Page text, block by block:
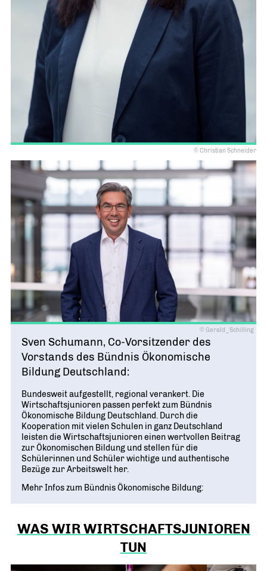
© Christian Schneider
© Gerald_Schilling
Sven Schumann, Co-Vorsitzender des
Vorstands des Bündnis Ökonomische
Bildung Deutschland:
Bundesweit aufgestellt, regional verankert. Die
Wirtschaftsjunioren passen perfekt zum Bündnis
Ökonomische Bildung Deutschland. Durch die
Kooperation mit vielen Schulen in ganz Deutschland
leisten die Wirtschaftsjunioren einen wertvollen Beitrag
zur Ökonomischen Bildung und stellen für die
Schülerinnen und Schüler wichtige und authentische
Bezüge zur Arbeitswelt her.
Mehr Infos zum Bündnis Ökonomische Bildung:
WAS WIR WIRTSCHAFTSJUNIOREN
TUN